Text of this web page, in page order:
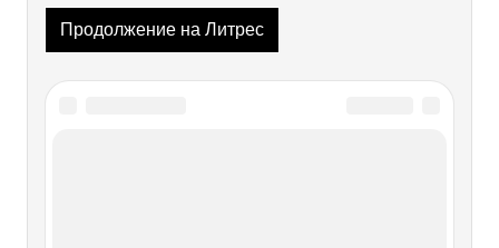
Продолжение на Литрес